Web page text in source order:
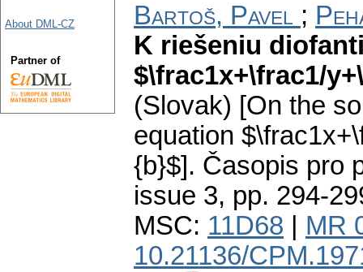
Bartoš, Pavel ;
K riešeniu
$\frac1x+\frac1/
(Slovak) [On the
equation
{b}$]. Časopis pro
issue 3, pp. 294-
MSC: 11D68
MR
10.21136/
About DML-CZ
Partner of